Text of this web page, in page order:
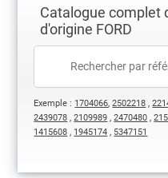
Catalogue complet
d'origine FORD
Exemple : 1704066,2502218 ,
2439078 ,2109989 ,2470480 ,
1415608 , 1945174 , 5347151